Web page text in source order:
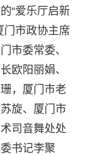
“爱乐厅启新
门市政协主席
市委常委、
欧阳丽娟、
，厦门市老
旋、厦门市
司音舞处处
书记李聚